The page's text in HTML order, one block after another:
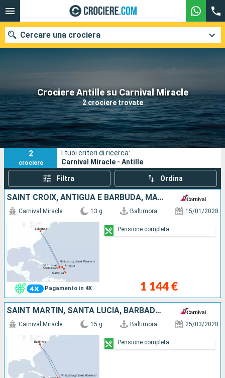
Crociere Antille su Carnival Miracle
2 crociere trovate
Cercare una crociera
Le nostre destinazioni
Mesi di partenza
Porti Compagnie
Ricerca
2
crociere
I tuoi criteri di ricerca:
Carnival Miracle - Antille
Filtra Ordina
SAINT CROIX, ANTIGUA E BARBUDA, MARTINICA, SAINT MARTIN, SAINT THOMAS, STATI UNITI
Pagamento in 4X
Carnival Miracle 13 g Baltimora 15/01/2028
1 144 €
Pensione completa
SAINT MARTIN, SANTA LUCIA, BARBADOS, DOMINICA, ANTIGUA E BARBUDA, SAINT THOMAS, STATI UNITI
Carnival Miracle 15 g Baltimora 25/03/2028
Pensione completa